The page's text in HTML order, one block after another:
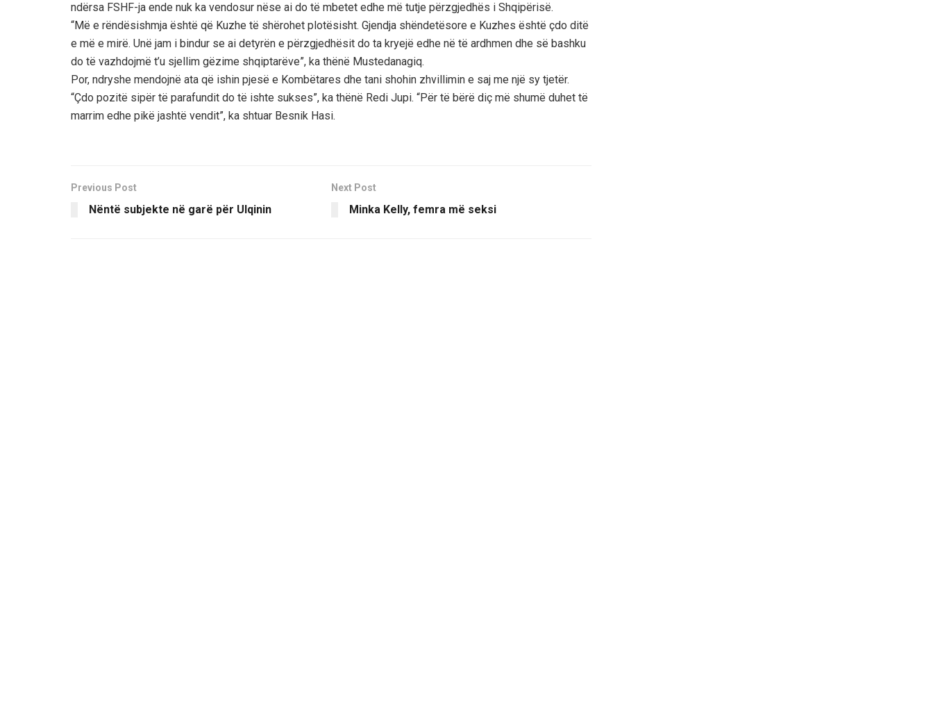
ndërsa FSHF-ja ende nuk ka vendosur nëse ai do të mbetet edhe më tutje përzgjedhës i Shqipërisë.
“Më e rëndësishmja është që Kuzhe të shërohet plotësisht. Gjendja shëndetësore e Kuzhes është çdo ditë
e më e mirë. Unë jam i bindur se ai detyrën e përzgjedhësit do ta kryejë edhe në të ardhmen dhe së bashku
do të vazhdojmë t’u sjellim gëzime shqiptarëve”, ka thënë Mustedanagiq.
Por, ndryshe mendojnë ata që ishin pjesë e Kombëtares dhe tani shohin zhvillimin e saj me një sy tjetër.
“Çdo pozitë sipër të parafundit do të ishte sukses”, ka thënë Redi Jupi. “Për të bërë diç më shumë duhet të
marrim edhe pikë jashtë vendit”, ka shtuar Besnik Hasi.
Previous Post
Nëntë subjekte në garë për Ulqinin
Next Post
Minka Kelly, femra më seksi